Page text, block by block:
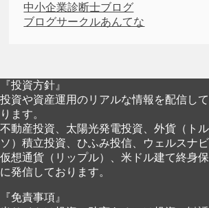
中小企業診断士ブログ
ブログサークルあんてな
『投資方針』
投資や資産運用のリアルな情報を配信し
ります。
不動産投資、太陽光発電投資、外貨（ト
ソ）積立投資、ひふみ投信、ウェルスナ
仮想通貨（リップル）、米ドル建て終身
に発信しております。
『免責事項』